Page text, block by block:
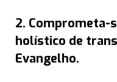
2. Comprometa-
holístico de
Evangelho.